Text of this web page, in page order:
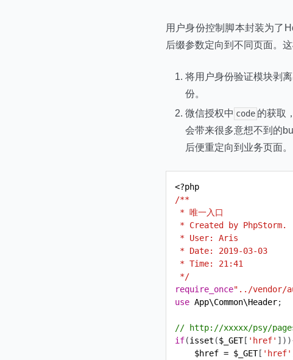
用户身份控制脚本封装为了
后缀参数定向到不同页面。
将用户身份验证模块剥
份。
微信授权中 code 的获取
会带来很多意想不到的
后便重定向到业务页面。
<?php
*/
require_once"../vendor/
use App\Common\Header
if(isset ($_GET[ 'href'
$href = $_GET[ 'href'